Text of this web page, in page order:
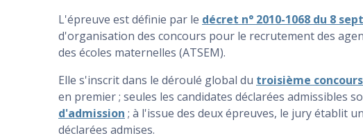
L'épreuve est définie par le décret n° 2010-1068 du 8
d'organisation des concours pour le recrutement des
des écoles maternelles (ATSEM).
Elle s'inscrit dans le déroulé global du troisième concours
en premier ; seules les candidates déclarées admissibles
d'admission ; à l'issue des deux épreuves, le jury établit
déclarées admises.